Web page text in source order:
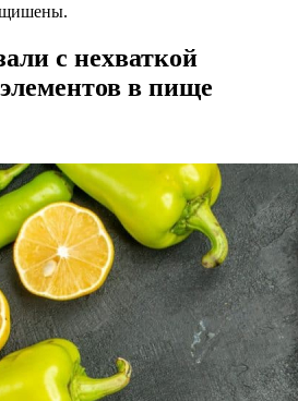
с нехваткой
в пище